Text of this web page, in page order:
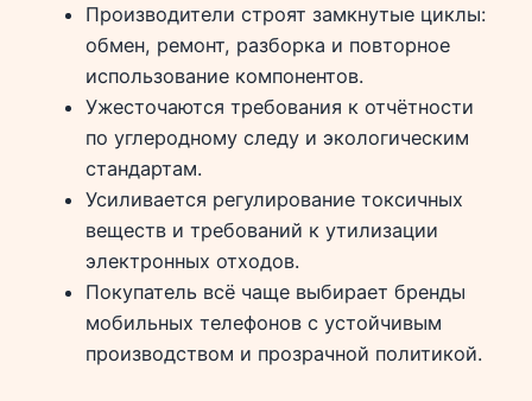
Производители строят замкнутые циклы:
обмен, ремонт, разборка и повторное
использование компонентов.
Ужесточаются требования к отчётности
по углеродному следу и экологическим
стандартам.
Усиливается регулирование токсичных
веществ и требований к утилизации
электронных отходов.
Покупатель всё чаще выбирает бренды
мобильных телефонов с устойчивым
производством и прозрачной политикой.